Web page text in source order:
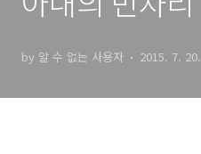
by 알 수 없는 사용자 2015. 7. 20.